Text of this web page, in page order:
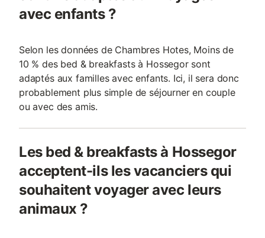
avec enfants ?
Selon les données de Chambres Hotes, Moins de
10 % des bed & breakfasts à Hossegor sont
adaptés aux familles avec enfants. Ici, il sera donc
probablement plus simple de séjourner en couple
ou avec des amis.
Les bed & breakfasts à Hossegor
acceptent-ils les vacanciers qui
souhaitent voyager avec leurs
animaux ?